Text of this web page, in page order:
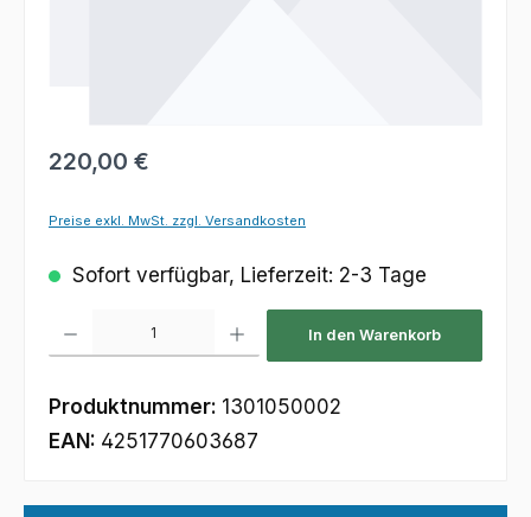
Regulärer Preis:
220,00 €
Preise exkl. MwSt. zzgl. Versandkosten
Sofort verfügbar, Lieferzeit: 2-3 Tage
In den Warenkorb
Produktnummer: 1301050002
EAN: 4251770603687